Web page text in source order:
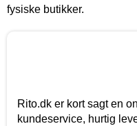
fysiske butikker.
Rito.dk er kort sagt en
kundeservice, hurtig